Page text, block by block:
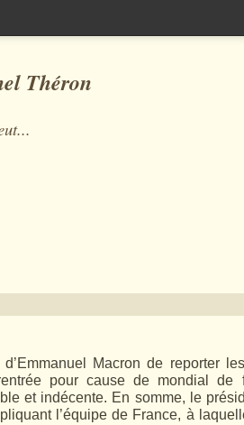
Théron
Macron de reporter
pour cause de mondial de
et indécente. En somme, le
l’équipe de France, à